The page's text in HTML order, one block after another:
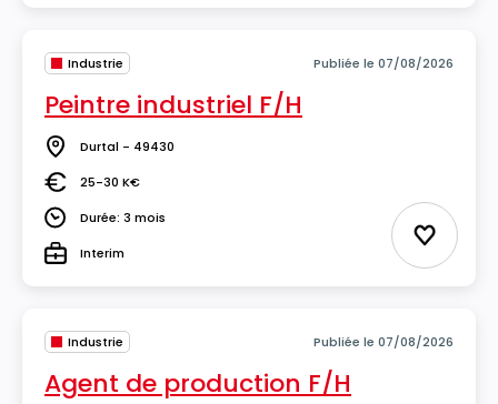
Industrie Publiée le 07/08/2026
Peintre industriel F/H
Lieu Durtal - 49430
Salaire25-30 K€
DuréeDurée: 3 mois
TypeInterim Ajouter
Industrie Publiée le 07/08/2026
Agent de production F/H